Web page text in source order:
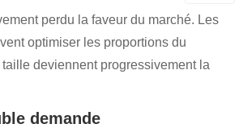
perdu la faveur du marché. Les
optimiser les proportions du
deviennent progressivement la
demande